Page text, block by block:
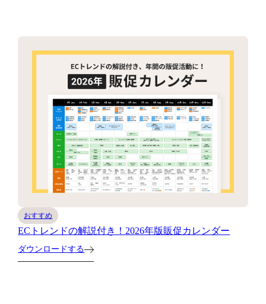
おすすめ
ECトレンドの解説付き！2026年版販促カレンダー
ダウンロードする